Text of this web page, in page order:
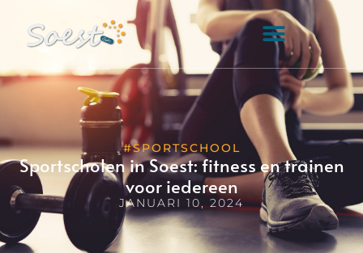
#SPORTSCHOOL
Sportscholen in Soest: fitness en trainen
voor iedereen
JANUARI 10, 2024